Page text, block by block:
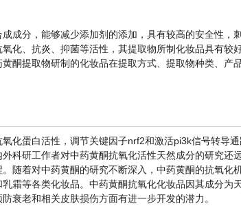
成分，能够减少添加剂的添加，具有较高的安全性，
化、抗炎、抑菌等活性，其提取物所制化妆品具有较
酮提取物研制的化妆品在提取方式、提取物种类、产
化蛋白活性，调节关键因子nrf2和激活pi3k信号转导
科研工作者对中药黄酮抗氧化活性天然成分的研究还
随着对中药黄酮的研究不断深入，中药黄酮的抗氧化
霜等各类化妆品。中药黄酮抗氧化化妆品因其成分为
衰老和相关皮肤损伤方面有进一步开发的潜力。